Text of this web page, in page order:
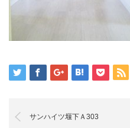
サンハイツ堰下Ａ303